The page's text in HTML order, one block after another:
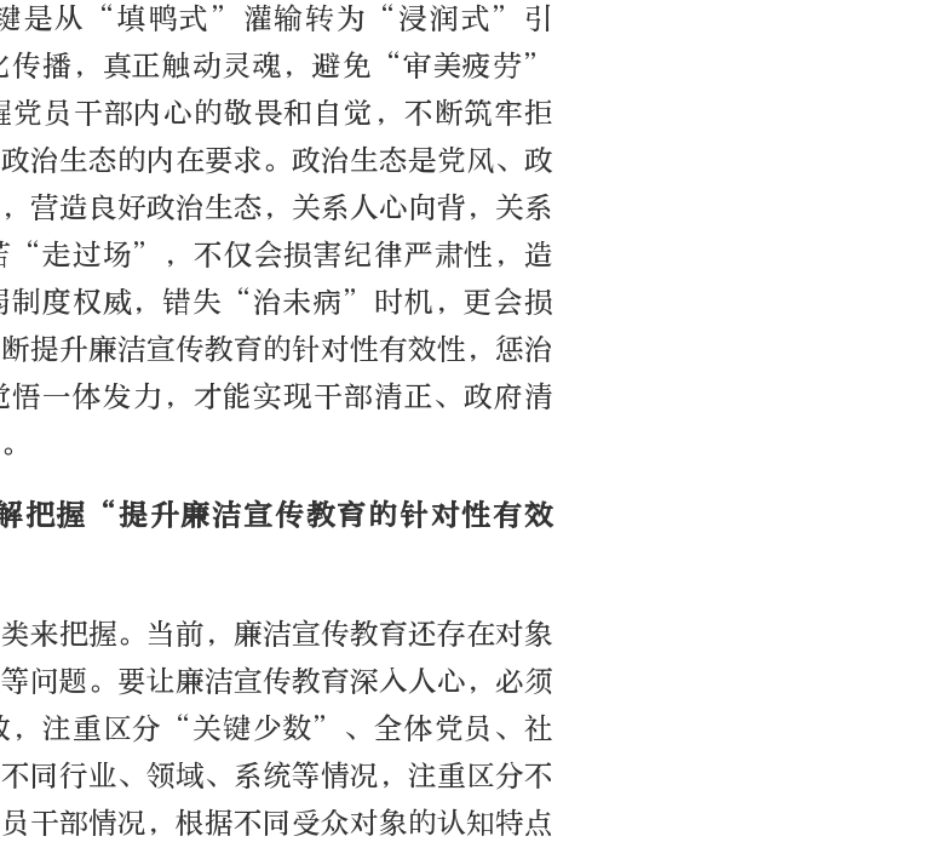
是从“填鸭式”灌输转为“浸润式”引
传播，真正触动灵魂，避免“审美疲劳”
员干部内心的敬畏和自觉，不断筑牢拒
治生态的内在要求。政治生态是党风、政
营造良好政治生态，关系人心向背，关系
“走过场”，不仅会损害纪律严肃性，造
制度权威，错失“治未病”时机，更会损
提升廉洁宣传教育的针对性有效性，惩治
一体发力，才能实现干部清正、政府清
把握“提升廉洁宣传教育的针对性有效
来把握。当前，廉洁宣传教育还存在对象
问题。要让廉洁宣传教育深入人心，必须
，注重区分“关键少数”、全体党员、社
同行业、领域、系统等情况，注重区分不
干部情况，根据不同受众对象的认知特点